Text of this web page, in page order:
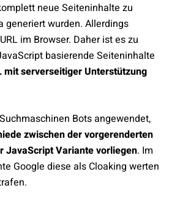
neue Seiteninhalte zu
generiert wurden. Allerdings
im Browser. Daher ist es zu
basierende Seiteninhalte
mit serverseitiger Unterstützung
Bots angewendet,
zwischen der vorgerenderten
JavaScript Variante vorliegen. Im
Google diese als Cloaking werten